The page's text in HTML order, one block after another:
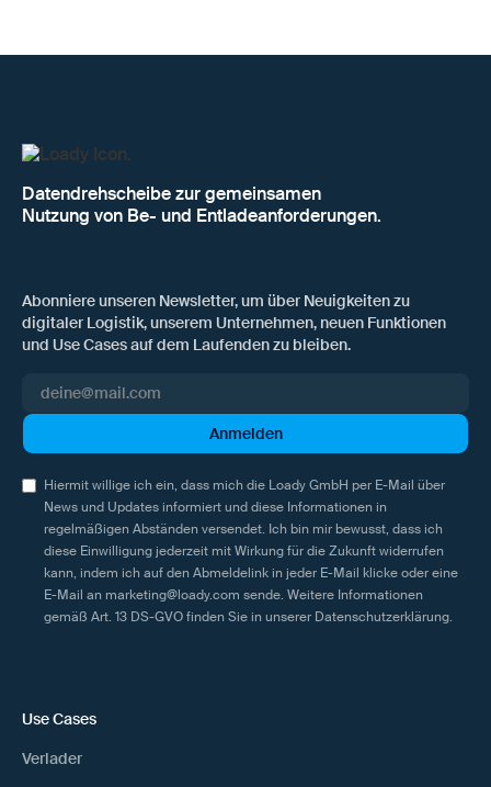
Datendrehscheibe zur gemeinsamen
Nutzung von Be- und Entladeanforderungen.
Abonniere unseren Newsletter, um über Neuigkeiten zu
digitaler Logistik, unserem Unternehmen, neuen Funktionen
und Use Cases auf dem Laufenden zu bleiben.
Hiermit willige ich ein, dass mich die Loady GmbH per E-Mail über
News und Updates informiert und diese Informationen in
regelmäßigen Abständen versendet. Ich bin mir bewusst, dass ich
diese Einwilligung jederzeit mit Wirkung für die Zukunft widerrufen
kann, indem ich auf den Abmeldelink in jeder E-Mail klicke oder eine
E-Mail an marketing@loady.com sende. Weitere Informationen
gemäß Art. 13 DS-GVO finden Sie in unserer Datenschutzerklärung.
Use Cases
Verlader